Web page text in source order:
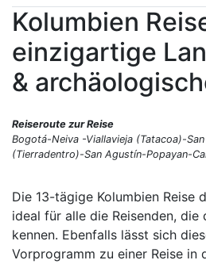
Kolumbien
einzigartige
&
Reiseroute zur Reise
Bogotá-Neiva -Viallavieja (Tatacoa)-
(Tierradentro)-San Agustín-Popayan-
Die 13-tägige Kolumbien Reise
ideal für alle die Reisenden, die
kennen. Ebenfalls lässt sich
Vorprogramm zu einer Reise in